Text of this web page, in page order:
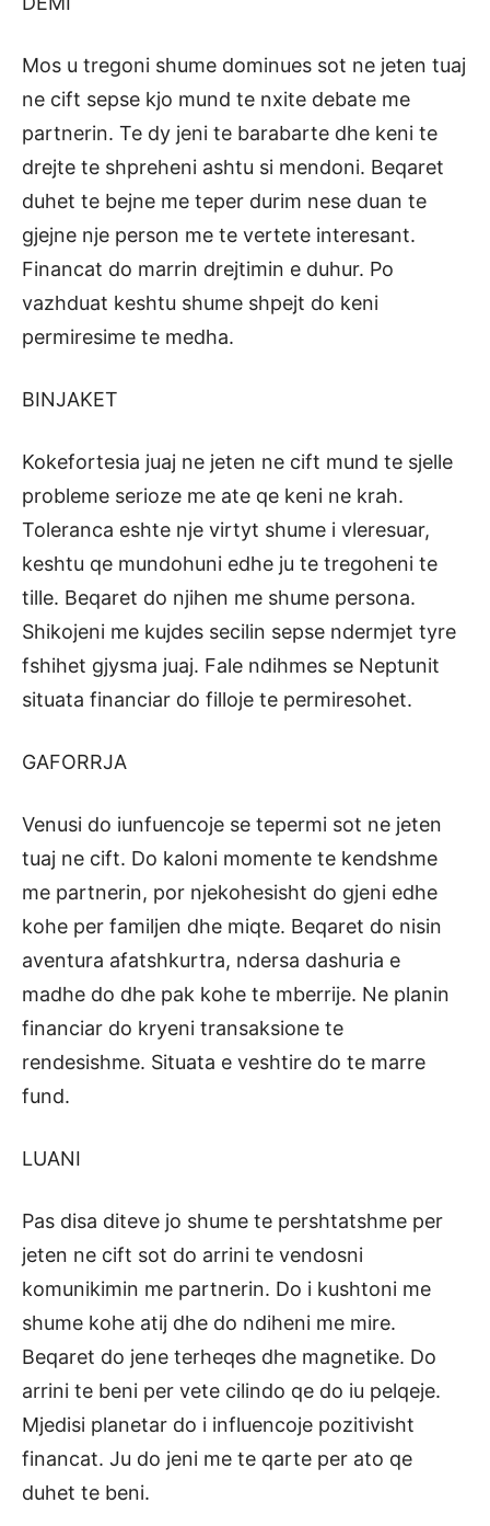
Mos u tregoni shume dominues sot ne jeten tuaj
ne cift sepse kjo mund te nxite debate me
partnerin. Te dy jeni te barabarte dhe keni te
drejte te shpreheni ashtu si mendoni. Beqaret
duhet te bejne me teper durim nese duan te
gjejne nje person me te vertete interesant.
Financat do marrin drejtimin e duhur. Po
vazhduat keshtu shume shpejt do keni
permiresime te medha.
BINJAKET
Kokefortesia juaj ne jeten ne cift mund te sjelle
probleme serioze me ate qe keni ne krah.
Toleranca eshte nje virtyt shume i vleresuar,
keshtu qe mundohuni edhe ju te tregoheni te
tille. Beqaret do njihen me shume persona.
Shikojeni me kujdes secilin sepse ndermjet tyre
fshihet gjysma juaj. Fale ndihmes se Neptunit
situata financiar do filloje te permiresohet.
GAFORRJA
Venusi do iunfuencoje se tepermi sot ne jeten
tuaj ne cift. Do kaloni momente te kendshme
me partnerin, por njekohesisht do gjeni edhe
kohe per familjen dhe miqte. Beqaret do nisin
aventura afatshkurtra, ndersa dashuria e
madhe do dhe pak kohe te mberrije. Ne planin
financiar do kryeni transaksione te
rendesishme. Situata e veshtire do te marre
fund.
LUANI
Pas disa diteve jo shume te pershtatshme per
jeten ne cift sot do arrini te vendosni
komunikimin me partnerin. Do i kushtoni me
shume kohe atij dhe do ndiheni me mire.
Beqaret do jene terheqes dhe magnetike. Do
arrini te beni per vete cilindo qe do iu pelqeje.
Mjedisi planetar do i influencoje pozitivisht
financat. Ju do jeni me te qarte per ato qe
duhet te beni.